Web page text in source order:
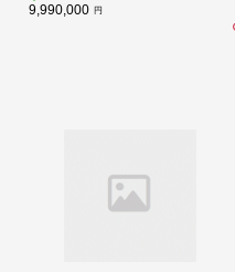
9,990,000 円